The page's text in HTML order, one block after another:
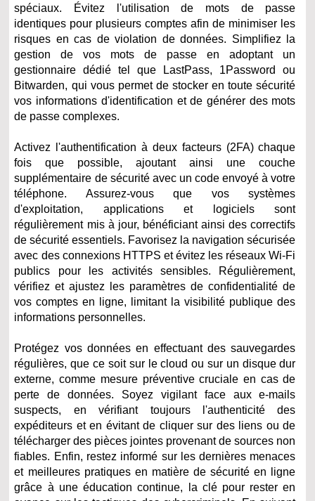
spéciaux. Évitez l'utilisation de mots de passe
identiques pour plusieurs comptes afin de minimiser les
risques en cas de violation de données. Simplifiez la
gestion de vos mots de passe en adoptant un
gestionnaire dédié tel que LastPass, 1Password ou
Bitwarden, qui vous permet de stocker en toute sécurité
vos informations d'identification et de générer des mots
de passe complexes.
Activez l'authentification à deux facteurs (2FA) chaque
fois que possible, ajoutant ainsi une couche
supplémentaire de sécurité avec un code envoyé à votre
téléphone. Assurez-vous que vos systèmes
d'exploitation, applications et logiciels sont
régulièrement mis à jour, bénéficiant ainsi des correctifs
de sécurité essentiels. Favorisez la navigation sécurisée
avec des connexions HTTPS et évitez les réseaux Wi-Fi
publics pour les activités sensibles. Régulièrement,
vérifiez et ajustez les paramètres de confidentialité de
vos comptes en ligne, limitant la visibilité publique des
informations personnelles.
Protégez vos données en effectuant des sauvegardes
régulières, que ce soit sur le cloud ou sur un disque dur
externe, comme mesure préventive cruciale en cas de
perte de données. Soyez vigilant face aux e-mails
suspects, en vérifiant toujours l'authenticité des
expéditeurs et en évitant de cliquer sur des liens ou de
télécharger des pièces jointes provenant de sources non
fiables. Enfin, restez informé sur les dernières menaces
et meilleures pratiques en matière de sécurité en ligne
grâce à une éducation continue, la clé pour rester en